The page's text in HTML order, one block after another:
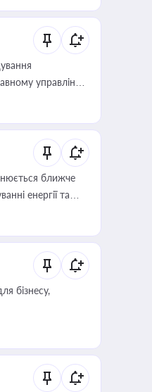
управлінні
ближче
енергії та
бізнесу,